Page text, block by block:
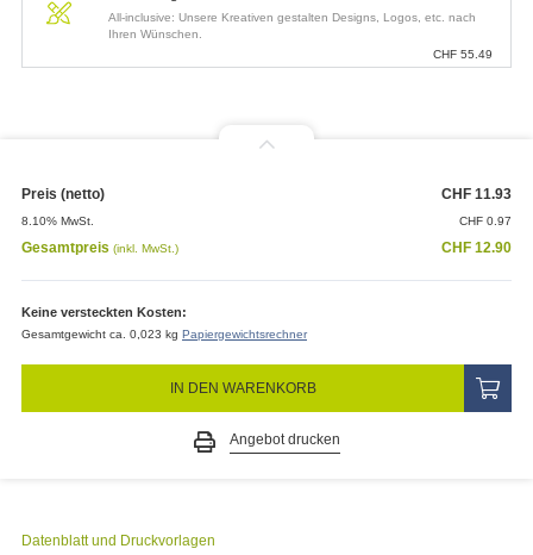
All-inclusive: Unsere Kreativen gestalten Designs, Logos, etc. nach
Ihren Wünschen.
CHF 55.49
Preis (netto) CHF 11.93
8.10% MwSt. CHF 0.97
Gesamtpreis (inkl. MwSt.) CHF 12.90
Keine versteckten Kosten:
Gesamtgewicht ca. 0,023 kg Papiergewichtsrechner
IN DEN WARENKORB
Angebot drucken
Datenblatt und Druckvorlagen